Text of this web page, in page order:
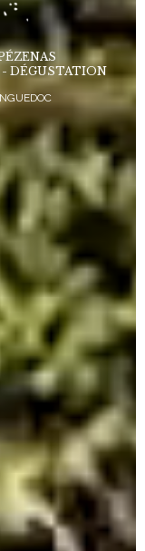
- DÉGUSTATION